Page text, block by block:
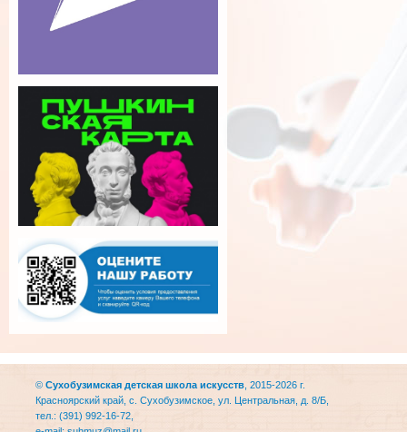
© Сухобузимская детская школа искусств , 2015-2026 г.
Красноярский край, с. Сухобузимское, ул. Центральная, д. 8/Б,
тел.: (391) 992-16-72,